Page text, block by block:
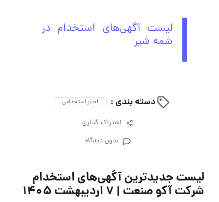
لیست آگهی‌های استخدام در
شمه شیر
دسته بندی : اخبار استخدامی
اشتراک گذاری
بدون دیدگاه
لیست جدیدترین آگهی‌های استخدام
شرکت آکو صنعت | 7 اردیبهشت 1405